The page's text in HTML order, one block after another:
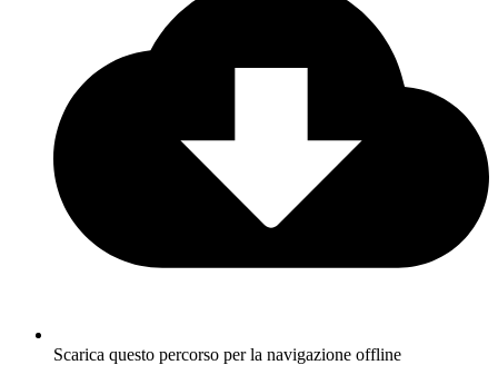
Scarica questo percorso per la navigazione offline